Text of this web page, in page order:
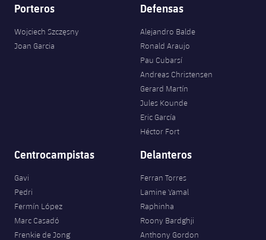
Porteros
Wojciech Szczęsny
Joan Garcia
Defensas
Alejandro Balde
Ronald Araujo
Pau Cubarsí
Andreas Christensen
Gerard Martín
Jules Kounde
Eric García
Héctor Fort
Centrocampistas
Gavi
Pedri
Fermín López
Marc Casadó
Frenkie de Jong
Delanteros
Ferran Torres
Lamine Yamal
Raphinha
Roony Bardghji
Anthony Gordon